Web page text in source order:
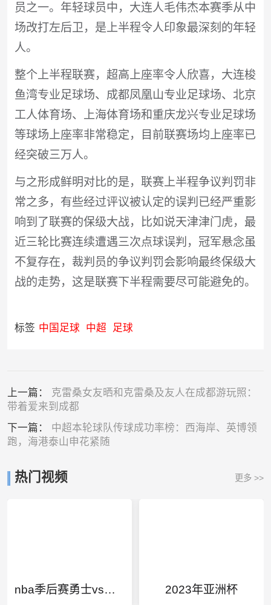
员之一。年轻球员中，大连人毛伟杰本赛季从中
场改打左后卫，是上半程令人印象最深刻的年轻
人。
整个上半程联赛，超高上座率令人欣喜，大连梭
鱼湾专业足球场、成都凤凰山专业足球场、北京
工人体育场、上海体育场和重庆龙兴专业足球场
等球场上座率非常稳定，目前联赛场均上座率已
经突破三万人。
与之形成鲜明对比的是，联赛上半程争议判罚非
常之多，有些经过评议被认定的误判已经严重影
响到了联赛的保级大战，比如说天津津门虎，最
近三轮比赛连续遭遇三次点球误判，冠军悬念虽
不复存在，裁判员的争议判罚会影响最终保级大
战的走势，这是联赛下半程需要尽可能避免的。
标签 中国足球 中超 足球
上一篇：
克雷桑女友晒和克雷桑及友人在成都游玩照：
带着爱来到成都
下一篇： 中超本轮球队传球成功率榜：西海岸、英博领
跑，海港泰山申花紧随
热门视频 更多 >>
nba季后赛勇士vs马刺赛程 2023年亚洲杯